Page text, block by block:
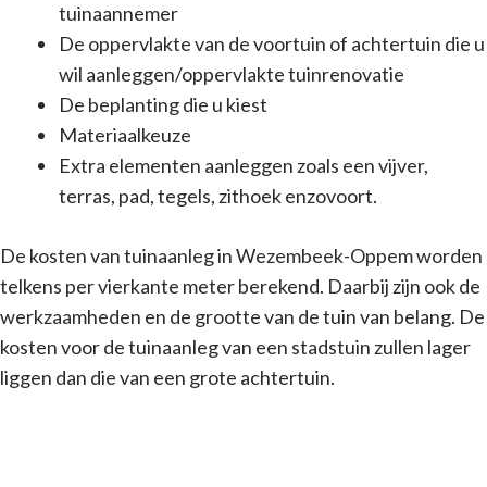
tuinaannemer
De oppervlakte van de voortuin of achtertuin die u
wil aanleggen/oppervlakte tuinrenovatie
De beplanting die u kiest
Materiaalkeuze
Extra elementen aanleggen zoals een vijver,
terras, pad, tegels, zithoek enzovoort.
De kosten van tuinaanleg in Wezembeek-Oppem worden
telkens per vierkante meter berekend. Daarbij zijn ook de
werkzaamheden en de grootte van de tuin van belang. De
kosten voor de tuinaanleg van een stadstuin zullen lager
liggen dan die van een grote achtertuin.